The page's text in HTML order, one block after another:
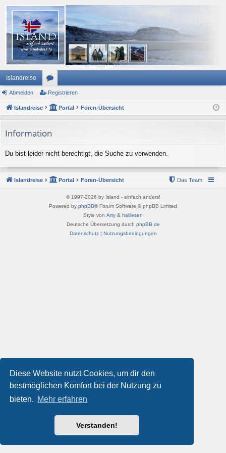
Diese Website nutzt Cookies, um dir den
bestmöglichen Komfort bei der Nutzung zu
bieten. Mehr erfahren
Verstanden!
Islandreise
or
en
Abmelden Registrieren
Islandreise Portal Foren-Übersicht
Information
Du bist leider nicht berechtigt, die Suche zu verwenden.
Islandreise Portal Foren-Übersicht Das Team
© 1997-2026 by Island - einfach anders!
Powered by phpBB® Forum Software © phpBB Limited
Style von Arty & halilesen
Deutsche Übersetzung durch phpBB.de
Datenschutz| Nutzungsbedingungen